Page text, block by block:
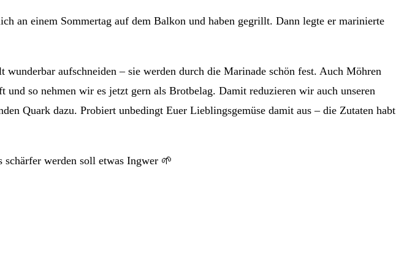
an einem Sommertag auf dem Balkon und haben gegrillt. Dann legte er marinierte
aufschneiden – sie werden durch die Marinade schön fest. Auch Möhren
so nehmen wir es jetzt gern als Brotbelag. Damit reduzieren wir auch unseren
Quark dazu. Probiert unbedingt Euer Lieblingsgemüse damit aus – die Zutaten habt
schärfer werden soll etwas Ingwer 🌱